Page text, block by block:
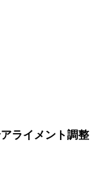
ライメント調整